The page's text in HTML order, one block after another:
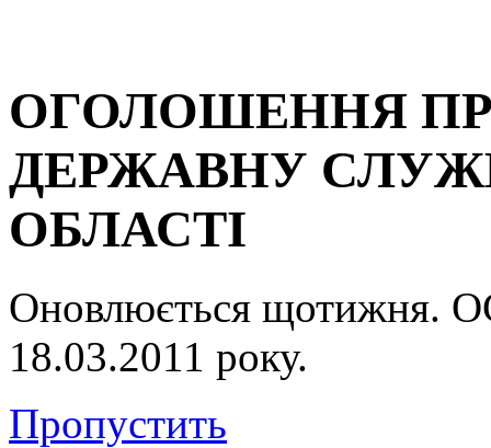
ОГОЛОШЕННЯ
ДЕРЖАВНУ
ОБЛАСТІ
Оновлюється
18.03.2011 року.
Пропустить